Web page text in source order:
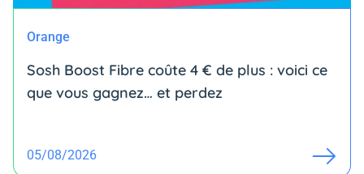
Orange
Sosh Boost Fibre coûte 4 € de plus : voici ce
que vous gagnez… et perdez
05/08/2026